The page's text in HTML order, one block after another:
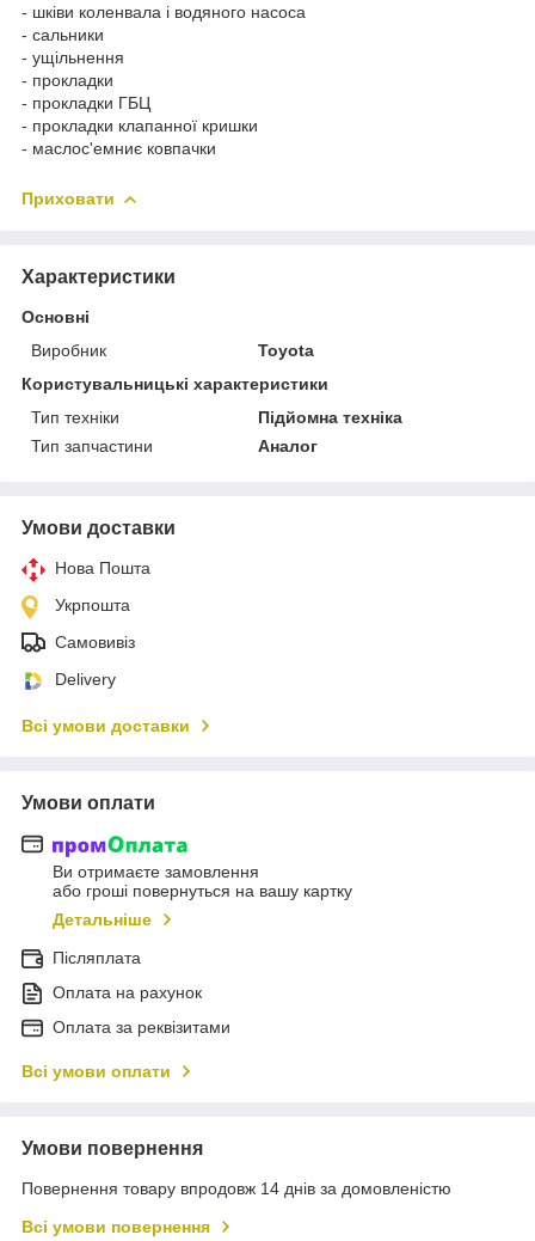
- шківи коленвала і водяного насоса
- сальники
- ущільнення
- прокладки
- прокладки ГБЦ
- прокладки клапанної кришки
- маслос'емниє ковпачки
Приховати
Характеристики
Основні
Виробник
Toyota
Користувальницькі характеристики
Тип техніки
Підйомна техніка
Тип запчастини
Аналог
Умови доставки
Нова Пошта
Укрпошта
Самовивіз
Delivery
Всі умови доставки
Умови оплати
Ви отримаєте замовлення
або гроші повернуться на вашу картку
Детальніше
Післяплата
Оплата на рахунок
Оплата за реквізитами
Всі умови оплати
Умови повернення
Повернення товару впродовж 14 днів за домовленістю
Всі умови повернення